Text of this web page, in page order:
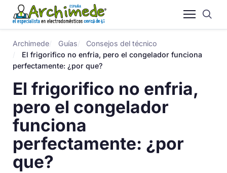
Archimede Guías
Consejos del técnico
El frigorifico no enfria, pero el congelador funciona
perfectamente: ¿por que?
El frigorifico no enfria,
pero el congelador
funciona
perfectamente: ¿por
que?